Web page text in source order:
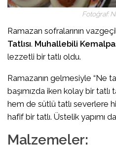
Fotoğraf:
Ramazan sofralarının
Tatlısı. Muhallebili
lezzetli bir tatlı oldu.
Ramazanın gelmesiyle “Ne
başımızda iken kolay bir
hem de sütlü tatlı severlere
hafif bir tatlı. Üstelik yapımı
Malzemeler: